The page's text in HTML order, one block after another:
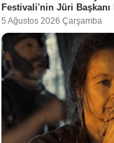
Festivali'nin Jüri
5 Ağustos 2026 Çarşamba